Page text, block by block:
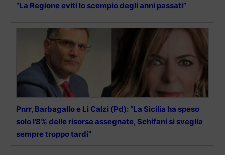
“La Regione eviti lo scempio degli anni passati”
Pnrr, Barbagallo e Li Calzi (Pd): “La Sicilia ha speso
solo l’8% delle risorse assegnate, Schifani si sveglia
sempre troppo tardi”